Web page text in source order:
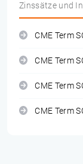
Zinssätze und
CME Term
CME Term
CME Term
CME Term